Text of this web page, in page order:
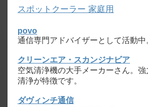
スポットクーラー 家庭用
povo
通信専門アドバイザーとして活動中
クリーンエア・スカンジナビア
空気清浄機の大手メーカーさん。
清浄が特徴です。
ダヴィンチ通信